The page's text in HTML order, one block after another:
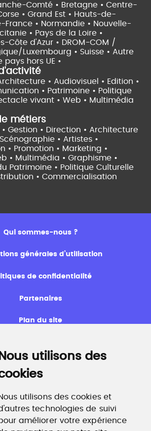
Nous utilisons des
utilisons des cookies et
technologies de suivi
améliorer votre expérience
Comté • Bretagne • Centre-
• Grand Est • Hauts-de-
France • Normandie • Nouvelle-
• Pays de la Loire •
Côte d'Azur • DROM-COM /
Luxembourg • Suisse • Autre
pays hors UE •
• Audiovisuel • Edition •
• Patrimoine • Politique
vivant • Web • Multimédia
métiers
Gestion • Direction • Architecture
• Artistes •
• Promotion • Marketing •
• Multimédia • Graphisme •
Patrimoine • Politique Culturelle
• Commercialisation
Qui sommes-nous ?
générales d’utilisation
de confidentialité
Partenaires
Plan du site
Emploi
du secteur culturel 784.000 visites et